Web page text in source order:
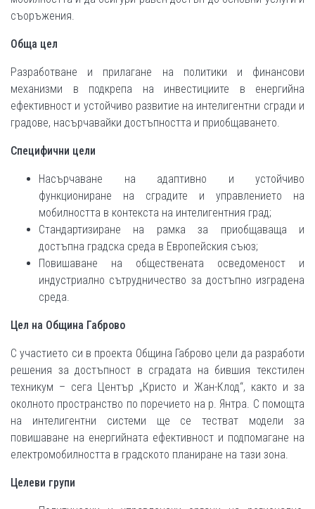
съоръжения.
Обща цел
Разработване и прилагане на политики и финансови
механизми в подкрепа на инвестициите в енергийна
ефективност и устойчиво развитие на интелигентни сгради и
градове, насърчавайки достъпността и приобщаването.
Специфични цели
Насърчаване на адаптивно и устойчиво
функциониране на сградите и управлението на
мобилността в контекста на интелигентния град;
Стандартизиране на рамка за приобщаваща и
достъпна градска среда в Европейския съюз;
Повишаване на обществената осведоменост и
индустриално сътрудничество за достъпно изградена
среда.
Цел на Община Габрово
С участието си в проекта Община Габрово цели да разработи
решения за достъпност в сградата на бившия текстилен
техникум – сега Център „Кристо и Жан-Клод“, както и за
околното пространство по поречието на р. Янтра. С помощта
на интелигентни системи ще се тестват модели за
повишаване на енергийната ефективност и подпомагане на
електромобилността в градското планиране на тази зона.
Целеви групи